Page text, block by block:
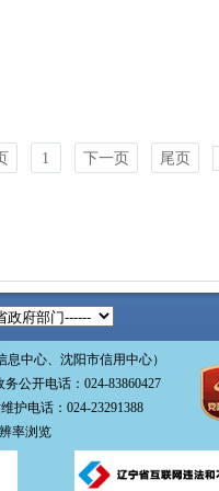
1 下一页 尾页
中心、沈阳市信用中心）
务公开电话：024-83860427
护电话：024-23291388
率浏览